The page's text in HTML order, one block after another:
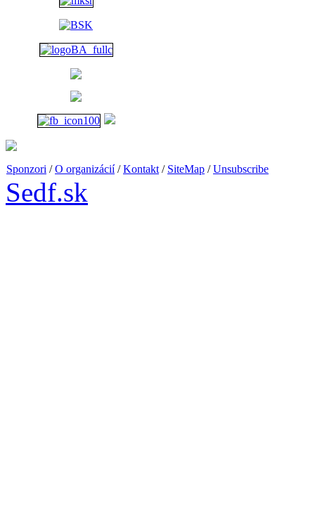
Jana Ilková /SK/ - Okolo
pondelka 13.00 - 18.00
Sponzori /O organizácií/Kontakt / SiteMap /Unsubscribe
Sedf.sk